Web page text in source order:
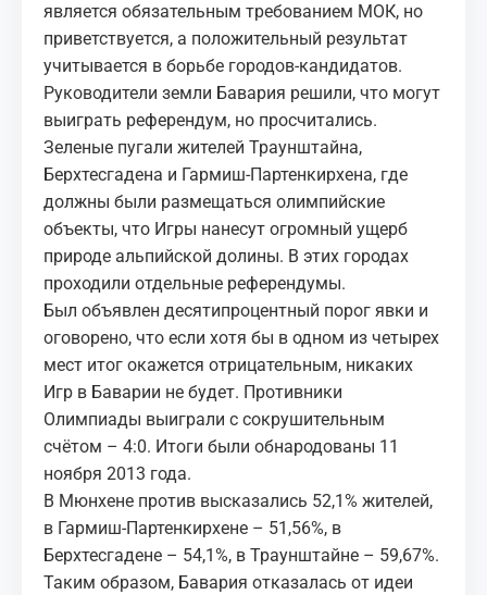
является обязательным требованием МОК, но
приветствуется, а положительный результат
учитывается в борьбе городов-кандидатов.
Руководители земли Бавария решили, что могут
выиграть референдум, но просчитались.
Зеленые пугали жителей Траунштайна,
Берхтесгадена и Гармиш-Партенкирхена, где
должны были размещаться олимпийские
объекты, что Игры нанесут огромный ущерб
природе альпийской долины. В этих городах
проходили отдельные референдумы.
Был объявлен десятипроцентный порог явки и
оговорено, что если хотя бы в одном из четырех
мест итог окажется отрицательным, никаких
Игр в Баварии не будет. Противники
Олимпиады выиграли с сокрушительным
счётом – 4:0. Итоги были обнародованы 11
ноября 2013 года.
В Мюнхене против высказались 52,1% жителей,
в Гармиш-Партенкирхене – 51,56%, в
Берхтесгадене – 54,1%, в Траунштайне – 59,67%.
Таким образом, Бавария отказалась от идеи